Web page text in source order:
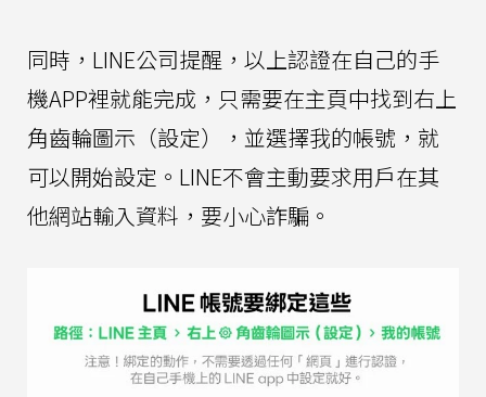
同時，LINE公司提醒，以上認證在自己的手
機APP裡就能完成，只需要在主頁中找到右上
角齒輪圖示（設定），並選擇我的帳號，就
可以開始設定。LINE不會主動要求用戶在其
他網站輸入資料，要小心詐騙。